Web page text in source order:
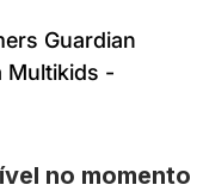
Guardian
Multikids -
no momento